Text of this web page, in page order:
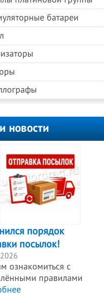
батареи
новости
порядок
посылок!
ознакомиться с
правилами